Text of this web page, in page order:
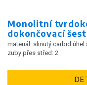
Monolitní
dokončovací
materiál: slinutý carbid
zuby přes střed: 2